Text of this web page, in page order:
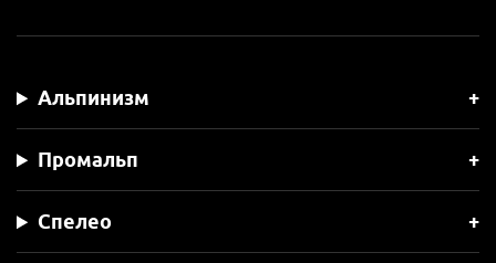
Альпинизм
Промальп
Спелео